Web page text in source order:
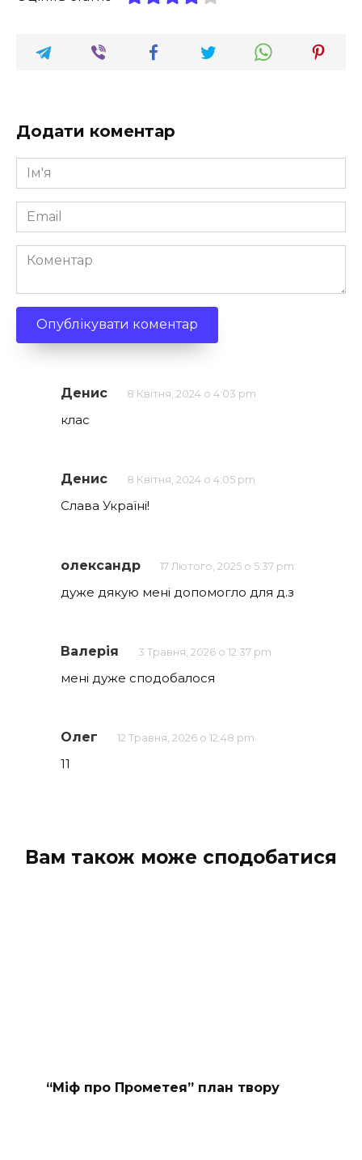
Додати коментар
Ім'я
*
Email
*
Коментар
Денис 8 Квітня, 2024 о 4:03 pm
клас
Денис 8 Квітня, 2024 о 4:05 pm
Слава Україні!
олександр 17 Лютого, 2025 о 5:37 pm
дуже дякую мені допомогло для д.з
Валерія 3 Травня, 2026 о 12:37 pm
мені дуже сподобалося
Олег 12 Травня, 2026 о 12:48 pm
11
Вам також може сподобатися
“Міф про Прометея” план твору